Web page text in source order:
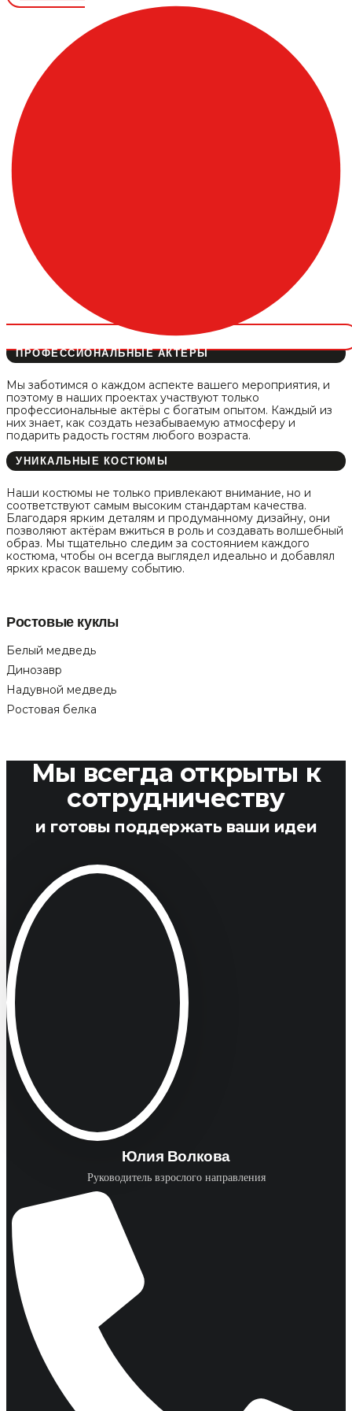
ПРОФЕССИОНАЛЬНЫЕ АКТЁРЫ
Мы заботимся о каждом аспекте вашего мероприятия, и
поэтому в наших проектах участвуют только
профессиональные актёры с богатым опытом. Каждый из
них знает, как создать незабываемую атмосферу и
подарить радость гостям любого возраста.
УНИКАЛЬНЫЕ КОСТЮМЫ
Наши костюмы не только привлекают внимание, но и
соответствуют самым высоким стандартам качества.
Благодаря ярким деталям и продуманному дизайну, они
позволяют актёрам вжиться в роль и создавать волшебный
образ. Мы тщательно следим за состоянием каждого
костюма, чтобы он всегда выглядел идеально и добавлял
ярких красок вашему событию.
Ростовые куклы
Белый медведь
Динозавр
Надувной медведь
Ростовая белка
Мы всегда открыты к
сотрудничеству
и готовы поддержать ваши идеи
Юлия Волкова
Руководитель взрослого направления